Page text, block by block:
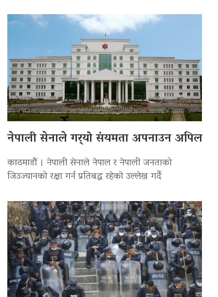
नेपाली सेनाले गर्‍यो संयमता अपनाउन अपिल
काठमाडौं । नेपाली सेनाले नेपाल र नेपाली जनताको
जिउज्यानको रक्षा गर्न प्रतिबद्ध रहेको उल्लेख गर्दै